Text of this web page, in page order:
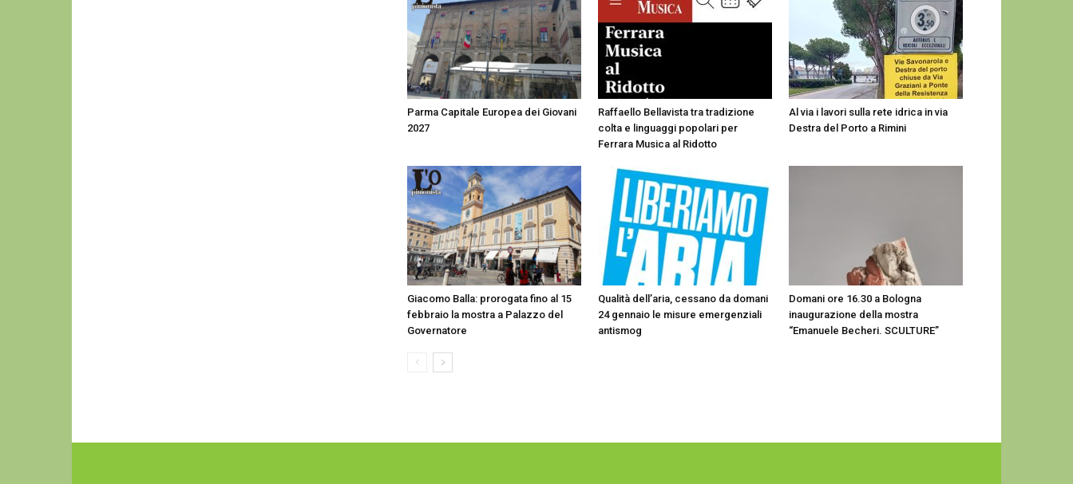
Parma Capitale Europea dei Giovani
2027
Raffaello Bellavista tra tradizione
colta e linguaggi popolari per
Ferrara Musica al Ridotto
Al via i lavori sulla rete idrica in via
Destra del Porto a Rimini
Giacomo Balla: prorogata fino al 15
febbraio la mostra a Palazzo del
Governatore
Qualità dell’aria, cessano da domani
24 gennaio le misure emergenziali
antismog
Domani ore 16.30 a Bologna
inaugurazione della mostra
“Emanuele Becheri. SCULTURE”